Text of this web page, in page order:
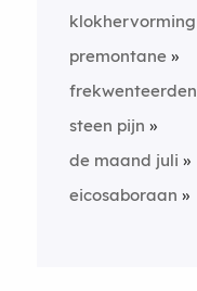
klokhervorming
premontane
frekwenteerden
steen pijn
de maand juli
eicosaboraan